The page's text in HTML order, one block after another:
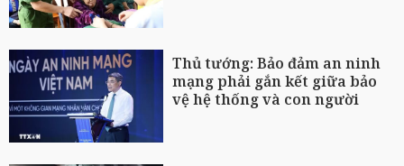
Thủ tướng: Bảo đảm an ninh
mạng phải gắn kết giữa bảo
vệ hệ thống và con người